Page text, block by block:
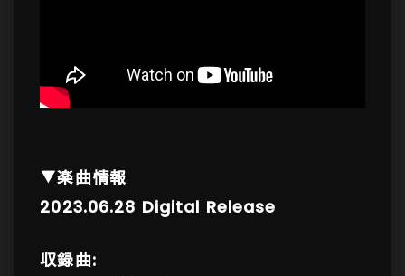
▼楽曲情報
2023.06.28 Digital Release
収録曲: